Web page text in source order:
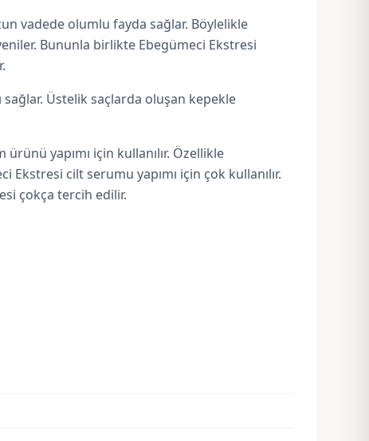
vadede olumlu fayda sağlar. Böylelikle
Bununla birlikte Ebegümeci Ekstresi
sağlar. Üstelik saçlarda oluşan kepekle
yapımı için kullanılır. Özellikle
Ekstresi cilt serumu yapımı için çok kullanılır.
çokça tercih edilir.